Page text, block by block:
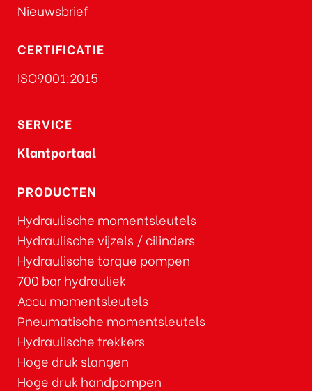
Nieuwsbrief
CERTIFICATIE
ISO9001:2015
SERVICE
Klantportaal
PRODUCTEN
Hydraulische momentsleutels
Hydraulische vijzels / cilinders
Hydraulische torque pompen
700 bar hydrauliek
Accu momentsleutels
Pneumatische momentsleutels
Hydraulische trekkers
Hoge druk slangen
Hoge druk handpompen